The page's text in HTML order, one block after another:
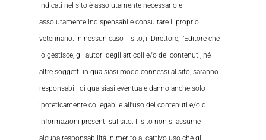
indicati nel sito è assolutamente necessario e
assolutamente indispensabile consultare il proprio
veterinario. In nessun caso il sito, il Direttore, l’Editore che
lo gestisce, gli autori degli articoli e/o dei contenuti, né
altre soggetti in qualsiasi modo connessi al sito, saranno
responsabili di qualsiasi eventuale danno anche solo
ipoteticamente collegabile all’uso dei contenuti e/o di
informazioni presenti sul sito. Il sito non si assume
alcuna responsabilità in merito al cattivo uso che gli